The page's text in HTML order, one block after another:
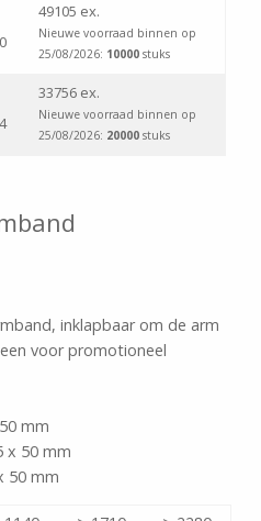
49105 ex.
Nieuwe voorraad binnen op
25/08/2026: 10000stuks
33756 ex.
Nieuwe voorraad binnen op
25/08/2026: 20000stuks
inklapbaar om de arm
voor promotioneel
mm
x 50 mm
50 mm